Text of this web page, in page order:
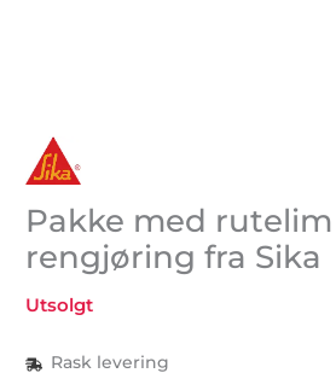
Pakke med
rengjøring fra Sika
Utsolgt
Rask levering